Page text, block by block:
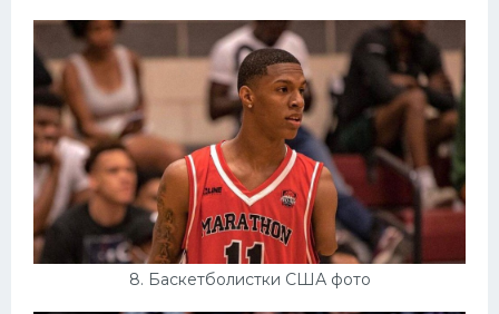
8. Баскетболистки США фото